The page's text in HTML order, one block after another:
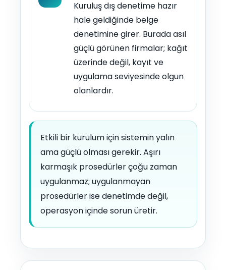
Kuruluş dış denetime hazır
hale geldiğinde belge
denetimine girer. Burada asıl
güçlü görünen firmalar; kağıt
üzerinde değil, kayıt ve
uygulama seviyesinde olgun
olanlardır.
Etkili bir kurulum için sistemin yalın
ama güçlü olması gerekir. Aşırı
karmaşık prosedürler çoğu zaman
uygulanmaz; uygulanmayan
prosedürler ise denetimde değil,
operasyon içinde sorun üretir.